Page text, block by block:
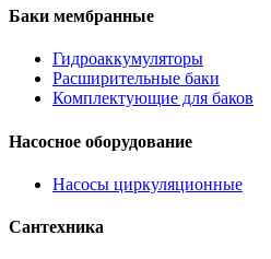
Баки мембранные
Гидроаккумуляторы
Расширительные баки
Комплектующие для баков
Насосное оборудование
Насосы циркуляционные
Сантехника